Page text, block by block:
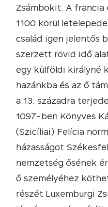
Zsámbokit. A
1100 körül
család igen jelentős
szerzett rövid idő
egy külföldi királyné
hazánkba és az ő
a 13. századra
1097-ben Könyves
(Szicíliai) Felícia
házasságot
nemzetség ősének
ő személyéhez
részét Luxemburgi